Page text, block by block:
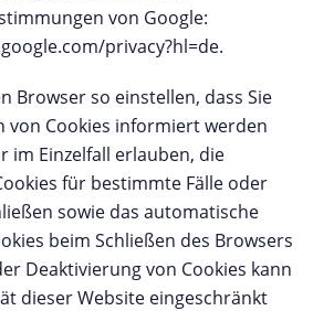
von Google:
privacy?hl=de.
Browser so einstellen, dass Sie
von Cookies informiert werden
im Einzelfall erlauben, die
für bestimmte Fälle oder
sowie das automatische
beim Schließen des Browsers
Deaktivierung von Cookies kann
dieser Website eingeschränkt